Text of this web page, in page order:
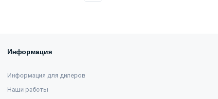
Информация
Информация для дилеров
Наши работы